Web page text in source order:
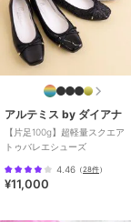
アルテミス by ダイアナ
【片足100g】超軽量スクエア
トゥバレエシューズ
4.46 （28件）
¥11,000